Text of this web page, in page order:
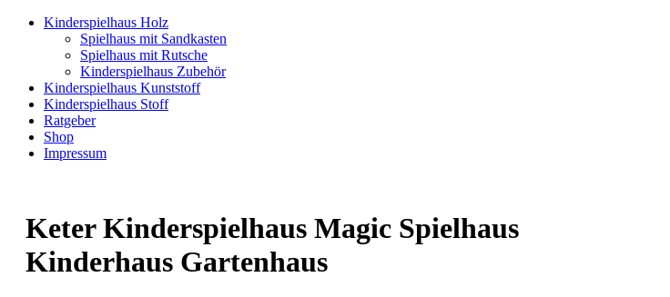
Kinderspielhaus Holz
Spielhaus mit Sandkasten
Spielhaus mit Rutsche
Kinderspielhaus Zubehör
Kinderspielhaus Kunststoff
Kinderspielhaus Stoff
Ratgeber
Shop
Impressum
Keter Kinderspielhaus Magic Spielhaus
Kinderhaus Gartenhaus